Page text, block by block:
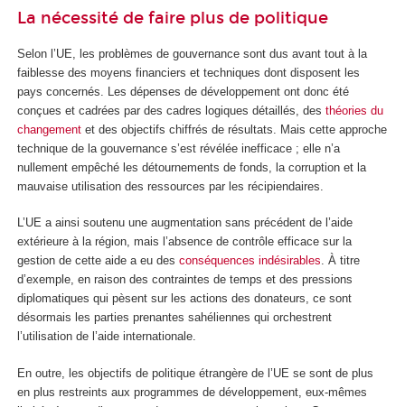
La nécessité de faire plus de politique
Selon l’UE, les problèmes de gouvernance sont dus avant tout à la
faiblesse des moyens financiers et techniques dont disposent les
pays concernés. Les dépenses de développement ont donc été
conçues et cadrées par des cadres logiques détaillés, des théories du
changement et des objectifs chiffrés de résultats. Mais cette approche
technique de la gouvernance s’est révélée inefficace ; elle n’a
nullement empêché les détournements de fonds, la corruption et la
mauvaise utilisation des ressources par les récipiendaires.
L’UE a ainsi soutenu une augmentation sans précédent de l’aide
extérieure à la région, mais l’absence de contrôle efficace sur la
gestion de cette aide a eu des conséquences indésirables. À titre
d’exemple, en raison des contraintes de temps et des pressions
diplomatiques qui pèsent sur les actions des donateurs, ce sont
désormais les parties prenantes sahéliennes qui orchestrent
l’utilisation de l’aide internationale.
En outre, les objectifs de politique étrangère de l’UE se sont de plus
en plus restreints aux programmes de développement, eux-mêmes